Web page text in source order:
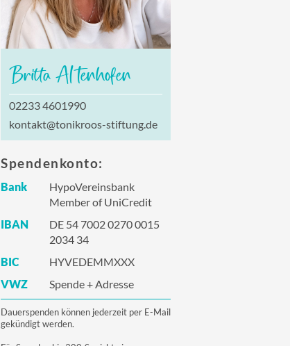
Britta Al tenhofen
02233 4601990
kontakt@tonikroos-stiftung.de
Spendenkonto:
Bank
HypoVereinsbank
Member of UniCredit
IBAN
DE 54 7002 0270 0015
2034 34
BIC
HYVEDEMMXXX
VWZ
Spende + Adresse
Dauerspenden können jederzeit per E-Mail
gekündigt werden.